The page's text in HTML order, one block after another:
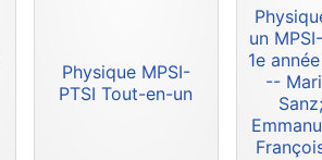
Physique MPSI-
PTSI Tout-en-un
un
1e
--